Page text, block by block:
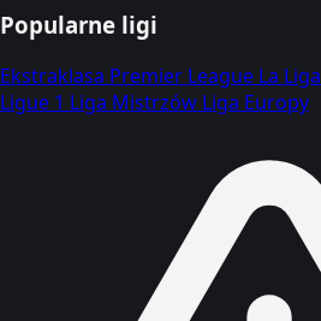
Popularne ligi
Ekstraklasa Premier League La Liga
Ligue 1 Liga Mistrzów Liga Europy